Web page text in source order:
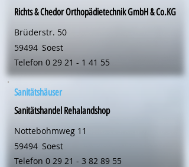
Richts & Chedor Orthopädietechnik GmbH & Co.KG
Brüderstr. 50
59494 Soest
Telefon 0 29 21 - 1 41 55
Sanitätshäuser
Sanitätshandel Rehalandshop
Nottebohmweg 11
59494 Soest
Telefon 0 29 21 - 3 82 89 55